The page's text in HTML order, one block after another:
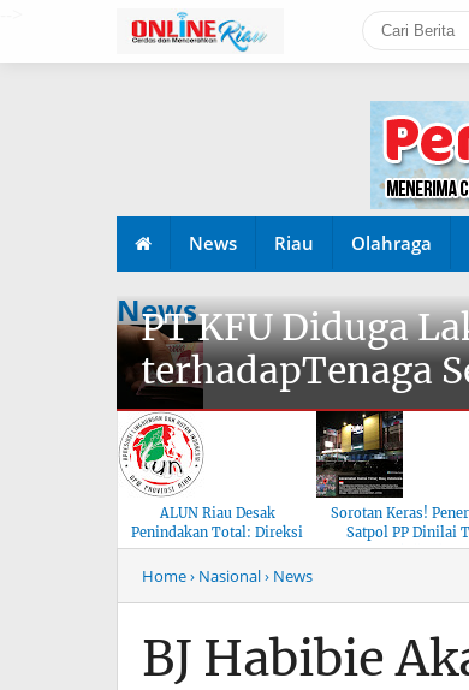
News Riau Olahraga
News
PT KFU Diduga
terhadapTenaga
ALUN Riau Desak
Penindakan Total: Direksi
Musim Mas Harus
Bertanggung Jawab
Sorotan Keras!
Satpol PP Dinilai
Menyentuh “Kelas
Home› Nasional› News
BJ Habibie